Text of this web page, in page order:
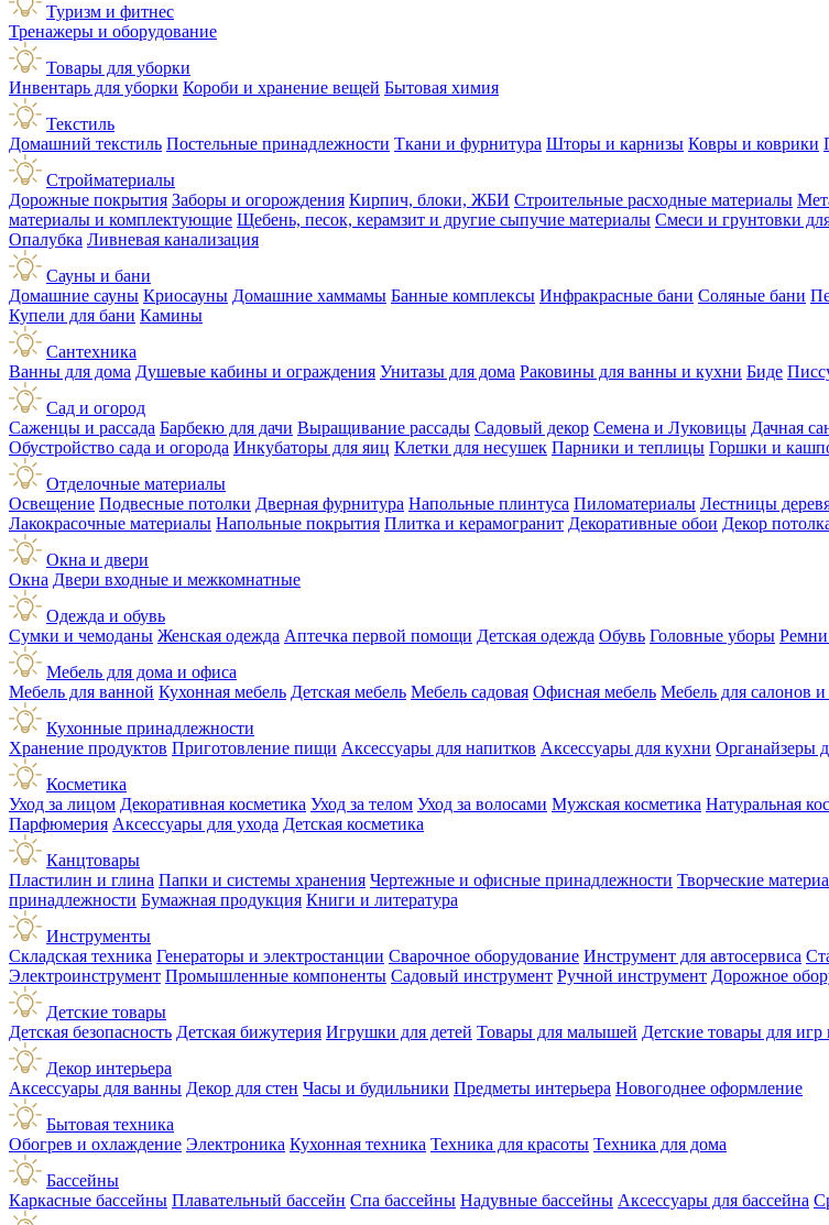
Туризм и фитнес
Тренажеры и оборудование
Товары для уборки
Инвентарь для уборки Короби и хранение вещей Бытовая химия
Текстиль
Домашний текстиль Постельные принадлежности Ткани и фурнитура Шторы и карнизы Ковры и коврики
Стройматериалы
Дорожные покрытия Заборы и огорождения Кирпич, блоки, ЖБИ Строительные расходные материалы
материалы и комплектующие Щебень, песок, керамзит и другие сыпучие материалы Смеси и грунтовки
Опалубка Ливневая канализация
Сауны и бани
Домашние сауны Криосауны Домашние хаммамы Банные комплексы Инфракрасные бани Соляные бани
Купели для бани Камины
Сантехника
Ванны для дома Душевые кабины и ограждения Унитазы для дома Раковины для ванны и кухни Биде
Сад и огород
Саженцы и рассада Барбекю для дачи Выращивание рассады Садовый декор Семена и Луковицы Дачная
Обустройство сада и огорода Инкубаторы для яиц Клетки для несушек Парники и теплицы Горшки и
Отделочные материалы
Освещение Подвесные потолки Дверная фурнитура Напольные плинтуса Пиломатериалы Лестницы
Лакокрасочные материалы Напольные покрытия Плитка и керамогранит Декоративные обои Декор
Окна и двери
Окна Двери входные и межкомнатные
Одежда и обувь
Сумки и чемоданы Женская одежда Аптечка первой помощи Детская одежда Обувь Головные уборы Ремни
Мебель для дома и офиса
Мебель для ванной Кухонная мебель Детская мебель Мебель садовая Офисная мебель Мебель для салонов и
Кухонные принадлежности
Хранение продуктов Приготовление пищи Аксессуары для напитков Аксессуары для кухни Органайзеры
Косметика
Уход за лицом Декоративная косметика Уход за телом Уход за волосами Мужская косметика Натуральная
Парфюмерия Аксессуары для ухода Детская косметика
Канцтовары
Пластилин и глина Папки и системы хранения Чертежные и офисные принадлежности Творческие
принадлежности Бумажная продукция Книги и литература
Инструменты
Складская техника Генераторы и электростанции Сварочное оборудование Инструмент для автосервиса
Электроинструмент Промышленные компоненты Садовый инструмент Ручной инструмент Дорожное
Детские товары
Детская безопасность Детская бижутерия Игрушки для детей Товары для малышей Детские товары для игр
Декор интерьера
Аксессуары для ванны Декор для стен Часы и будильники Предметы интерьера Новогоднее оформление
Бытовая техника
Обогрев и охлаждение Электроника Кухонная техника Техника для красоты Техника для дома
Бассейны
Каркасные бассейны Плавательный бассейн Спа бассейны Надувные бассейны Аксессуары для бассейна